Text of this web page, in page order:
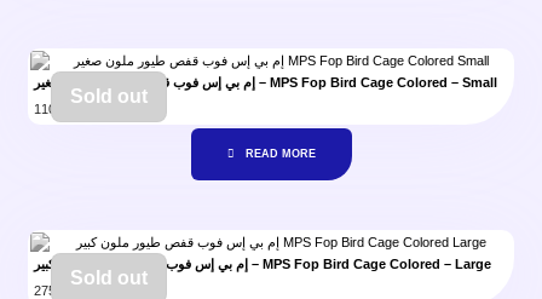
إم بي إس فوب قفص طيور ملون – صغير – MPS Fop Bird Cage Colored – Small
110.00
Sold out
READ MORE
إم بي إس فوب قفص طيور ملون – كبير – MPS Fop Bird Cage Colored – Large
275.00
Sold out